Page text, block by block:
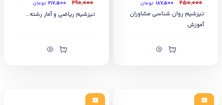
۲۵۰,۰۰۰ ۱۸۷,۵۰۰ تومان
تیزشیم روان شناسی مشاوران
آموزش
۲۹۰,۰۰۰ ۲۱۷,۵۰۰ تومان
تیزشیم ریاضی و آمار رشته...